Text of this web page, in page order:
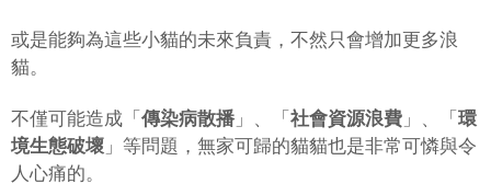
或是能夠為這些小貓的未來負責，不然只會增加更多浪
貓。
不僅可能造成「 傳染病散播 」、「 社會資源浪費 」、「 環
境生態破壞 」等問題，無家可歸的貓貓也是非常可憐與令
人心痛的。